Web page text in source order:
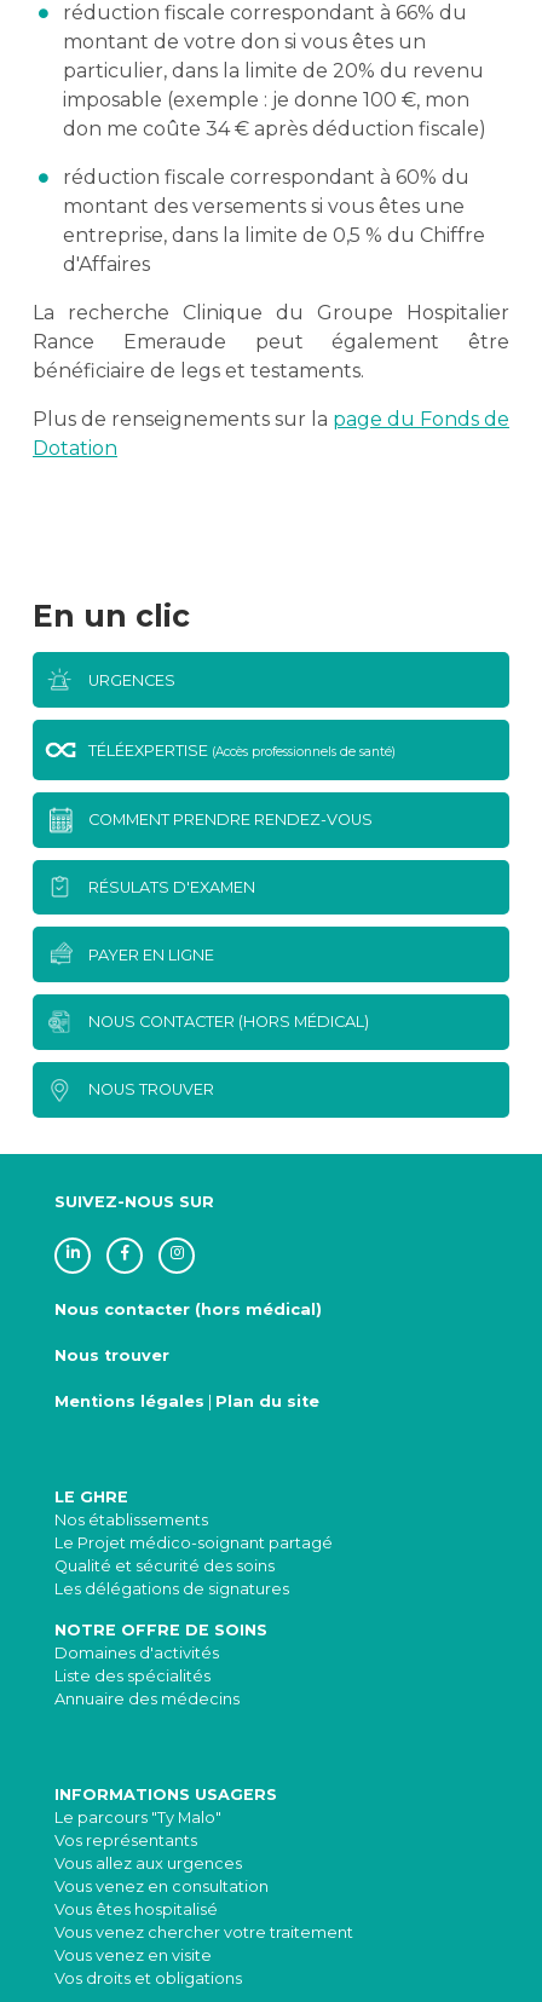
réduction fiscale correspondant à 66% du
montant de votre don si vous êtes un
particulier, dans la limite de 20% du revenu
imposable (exemple : je donne 100 €, mon
don me coûte 34 € après déduction fiscale)
réduction fiscale correspondant à 60% du
montant des versements si vous êtes une
entreprise, dans la limite de 0,5 % du Chiffre
d'Affaires
La recherche Clinique du Groupe Hospitalier
Rance Emeraude peut également être
bénéficiaire de legs et testaments.
Plus de renseignements sur la page du Fonds de
Dotation
En un clic
URGENCES
TÉLÉEXPERTISE (Accès professionnels de santé)
COMMENT PRENDRE RENDEZ-VOUS
RÉSULATS D'EXAMEN
PAYER EN LIGNE
NOUS CONTACTER (HORS MÉDICAL)
NOUS TROUVER
SUIVEZ-NOUS SUR
Nous contacter (hors médical)
Nous trouver
Mentions légales | Plan du site
LE GHRE
Nos établissements
Le Projet médico-soignant partagé
Qualité et sécurité des soins
Les délégations de signatures
NOTRE OFFRE DE SOINS
Domaines d'activités
Liste des spécialités
Annuaire des médecins
INFORMATIONS USAGERS
Le parcours "Ty Malo"
Vos représentants
Vous allez aux urgences
Vous venez en consultation
Vous êtes hospitalisé
Vous venez chercher votre traitement
Vous venez en visite
Vos droits et obligations